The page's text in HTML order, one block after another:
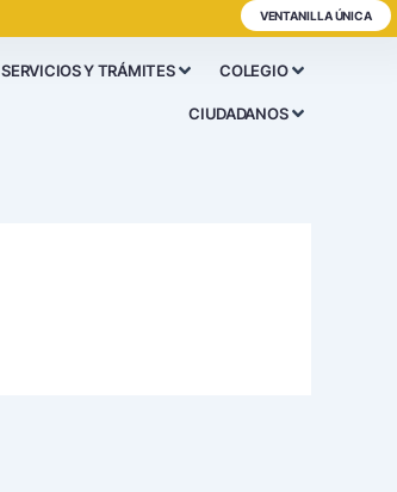
VENTANILLA ÚNICA
SERVICIOS Y TRÁMITES COLEGIO
CIUDADANOS